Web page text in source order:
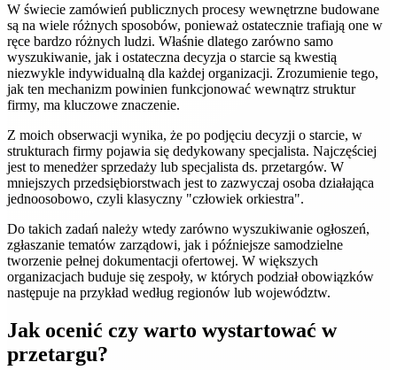
W świecie zamówień publicznych procesy wewnętrzne budowane
są na wiele różnych sposobów, ponieważ ostatecznie trafiają one w
ręce bardzo różnych ludzi. Właśnie dlatego zarówno samo
wyszukiwanie, jak i ostateczna decyzja o starcie są kwestią
niezwykle indywidualną dla każdej organizacji. Zrozumienie tego,
jak ten mechanizm powinien funkcjonować wewnątrz struktur
firmy, ma kluczowe znaczenie.
Z moich obserwacji wynika, że po podjęciu decyzji o starcie, w
strukturach firmy pojawia się dedykowany specjalista. Najczęściej
jest to menedżer sprzedaży lub specjalista ds. przetargów. W
mniejszych przedsiębiorstwach jest to zazwyczaj osoba działająca
jednoosobowo, czyli klasyczny "człowiek orkiestra".
Do takich zadań należy wtedy zarówno wyszukiwanie ogłoszeń,
zgłaszanie tematów zarządowi, jak i późniejsze samodzielne
tworzenie pełnej dokumentacji ofertowej. W większych
organizacjach buduje się zespoły, w których podział obowiązków
następuje na przykład według regionów lub województw.
Jak ocenić czy warto wystartować w
przetargu?